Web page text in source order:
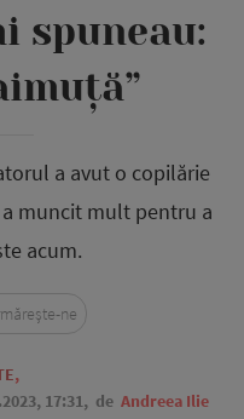
spuneau:
a avut o copilărie
muncit mult pentru a
acum.
,
17:31, de Andreea Ilie
ne